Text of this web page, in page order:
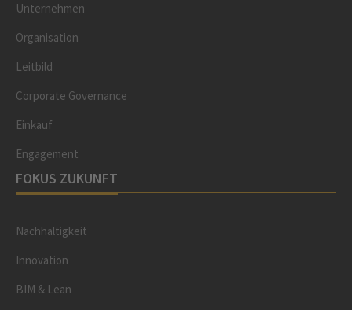
Unternehmen
Organisation
Leitbild
Corporate Governance
Einkauf
Engagement
FOKUS ZUKUNFT
Nachhaltigkeit
Innovation
BIM & Lean